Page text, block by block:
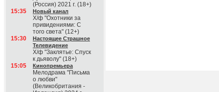
(Россия) 2021 г. (18+)
15:35
Новый канал
Х/ф "Охотники за
привидениями: С
того света" (12+)
15:30
Настоящее Страшное
Телевидение
Х/ф "Заклятье: Спуск
к дьяволу" (18+)
15:05
Кинопремьера
Мелодрама "Письма
о любви"
(Великобритания -